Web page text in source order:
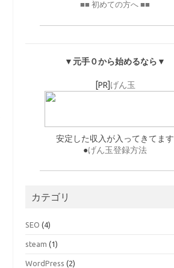
■■ 初めての方へ ■■
▼元手０から始めるなら▼
[PR]げん玉
安定した収入が入ってきてます
●げん玉登録方法
カテゴリ
SEO (4)
steam (1)
WordPress (2)